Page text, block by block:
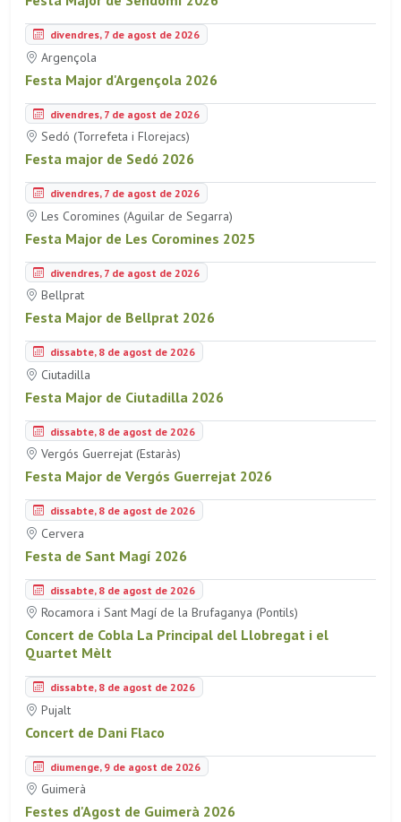
divendres, 7 de agost de 2026
Argençola
Festa Major d'Argençola 2026
divendres, 7 de agost de 2026
Sedó (Torrefeta i Florejacs)
Festa major de Sedó 2026
divendres, 7 de agost de 2026
Les Coromines (Aguilar de Segarra)
Festa Major de Les Coromines 2025
divendres, 7 de agost de 2026
Bellprat
Festa Major de Bellprat 2026
dissabte, 8 de agost de 2026
Ciutadilla
Festa Major de Ciutadilla 2026
dissabte, 8 de agost de 2026
Vergós Guerrejat (Estaràs)
Festa Major de Vergós Guerrejat 2026
dissabte, 8 de agost de 2026
Cervera
Festa de Sant Magí 2026
dissabte, 8 de agost de 2026
Rocamora i Sant Magí de la Brufaganya (Pontils)
Concert de Cobla La Principal del Llobregat i el
Quartet Mèlt
dissabte, 8 de agost de 2026
Pujalt
Concert de Dani Flaco
diumenge, 9 de agost de 2026
Guimerà
Festes d'Agost de Guimerà 2026